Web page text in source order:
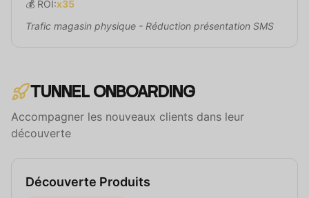
💰 ROI:x35
Trafic magasin physique - Réduction présentation SMS
TUNNEL ONBOARDING
Accompagner les nouveaux clients dans leur
découverte
Découverte Produits